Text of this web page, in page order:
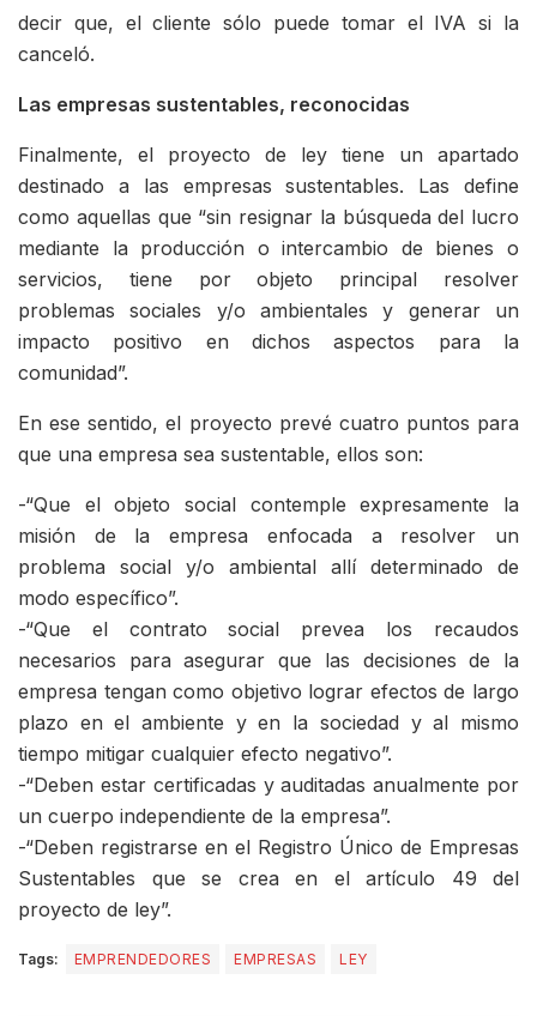
decir que, el cliente sólo puede tomar el IVA si la
canceló.
Las empresas sustentables, reconocidas
Finalmente, el proyecto de ley tiene un apartado
destinado a las empresas sustentables. Las define
como aquellas que “sin resignar la búsqueda del lucro
mediante la producción o intercambio de bienes o
servicios, tiene por objeto principal resolver
problemas sociales y/o ambientales y generar un
impacto positivo en dichos aspectos para la
comunidad”.
En ese sentido, el proyecto prevé cuatro puntos para
que una empresa sea sustentable, ellos son:
-“Que el objeto social contemple expresamente la
misión de la empresa enfocada a resolver un
problema social y/o ambiental allí determinado de
modo específico”.
-“Que el contrato social prevea los recaudos
necesarios para asegurar que las decisiones de la
empresa tengan como objetivo lograr efectos de largo
plazo en el ambiente y en la sociedad y al mismo
tiempo mitigar cualquier efecto negativo”.
-“Deben estar certificadas y auditadas anualmente por
un cuerpo independiente de la empresa”.
-“Deben registrarse en el Registro Único de Empresas
Sustentables que se crea en el artículo 49 del
proyecto de ley”.
Tags: EMPRENDEDORES EMPRESAS LEY